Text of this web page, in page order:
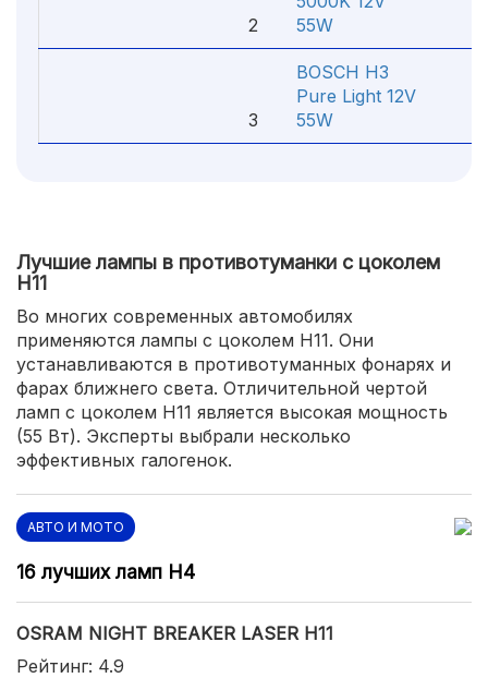
2
55W
3
BOSCH H3
Pure Light 12V
55W
Лучшие лампы в противотуманки с цоколем
H11
Во многих современных автомобилях
применяются лампы с цоколем H11. Они
устанавливаются в противотуманных фонарях и
фарах ближнего света. Отличительной чертой
ламп с цоколем H11 является высокая мощность
(55 Вт). Эксперты выбрали несколько
эффективных галогенок.
АВТО И МОТО
16 лучших ламп H4
OSRAM NIGHT BREAKER LASER H11
Рейтинг: 4.9